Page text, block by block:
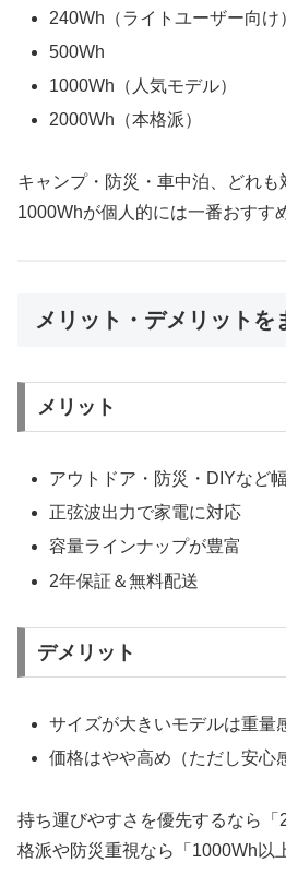
240Wh（ライトユーザー向け
500Wh
1000Wh（人気モデル）
2000Wh（本格派）
キャンプ・防災・車中泊、どれも
1000Whが個人的には一番おすす
メリット・デメリットを
メリット
アウトドア・防災・DIYなど
正弦波出力で家電に対応
容量ラインナップが豊富
2年保証＆無料配送
デメリット
サイズが大きいモデルは重量
価格はやや高め（ただし安心
持ち運びやすさを優先するなら
格派や防災重視なら「1000Wh以